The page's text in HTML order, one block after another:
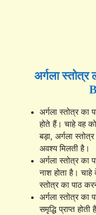
अर्गला
अर्गला स्तोत्र का
होते हैं। चाहे वह
बड़ा, अर्गला
अवश्य मिलती है।
अर्गला स्तोत्र
नाश होता है। चाहे
स्तोत्र का पाठ
अर्गला स्तोत्र
समृद्धि प्राप्त